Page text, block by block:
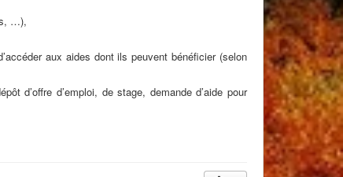
…),
aux aides dont ils peuvent bénéficier (selon
d’offre d’emploi, de stage, demande d’aide pour